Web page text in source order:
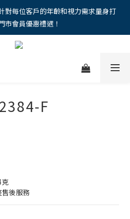
階，限時禮遇 9 折無上限，12期分期
手續費。。
對每位客戶的年齡和視力需求量身打
市會員優惠禮遇！
階，限時禮遇 9 折無上限，12期分期
F
後服務